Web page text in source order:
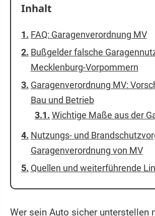
Inhalt
FAQ: Garagenverordnung MV
Bußgelder falsche
Mecklenburg-Vorpommern
Garagenverordnung MV:
Bau und Betrieb
Wichtige Maße aus der
Nutzungs- und
Garagenverordnung von MV
Quellen und weiterführende
Wer sein Auto sicher unterstellen